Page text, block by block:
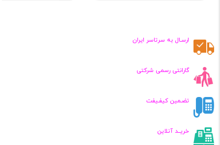
ارسـال به سرتاسر ایران
گارانتی رسمی شرکتی
تضـمین کیفـیفت
خریــد آنلاین